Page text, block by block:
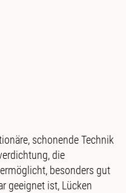
schonende Technik
die
besonders gut
geeignet ist, Lücken